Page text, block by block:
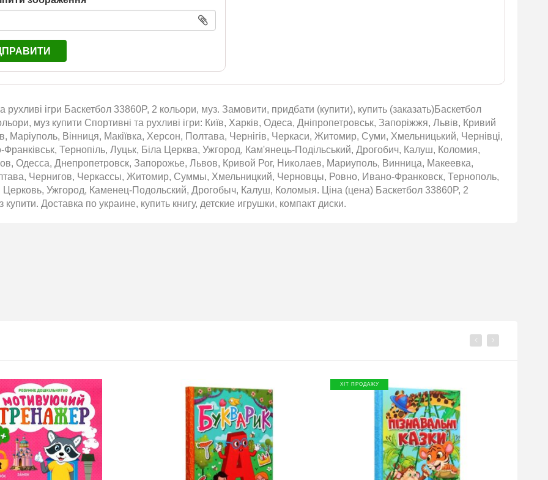
Кожна
за номером
win_bmw
рухливі ігри Баскетбол 33860P, 2 кольори, муз. Замовити, придбати (купити), купить (заказать)Баскетбол
муз купити Спортивні та рухливі ігри: Київ, Харків, Одеса, Дніпропетровськ, Запоріжжя, Львів, Кривий
Маріуполь, Вінниця, Макіївка, Херсон, Полтава, Чернігів, Черкаси, Житомир, Суми, Хмельницький, Чернівці,
Франківськ, Тернопіль, Луцьк, Біла Церква, Ужгород, Кам'янець-Подільський, Дрогобич, Калуш, Коломия,
Одесса, Днепропетровск, Запорожье, Львов, Кривой Рог, Николаев, Мариуполь, Винница, Макеевка,
Чернигов, Черкассы, Житомир, Суммы, Хмельницкий, Черновцы, Ровно, Ивано-Франковск, Тернополь,
Церковь, Ужгород, Каменец-Подольский, Дрогобыч, Калуш, Коломыя. Ціна (цена) Баскетбол 33860P, 2
купити. Доставка по украине, купить книгу, детские игрушки, компакт диски.
ХІТ ПРОДАЖУ